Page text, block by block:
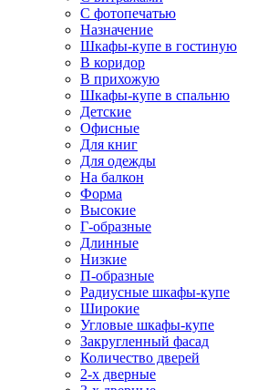
С фотопечатью
Назначение
Шкафы-купе в гостиную
В коридор
В прихожую
Шкафы-купе в спальню
Детские
Офисные
Для книг
Для одежды
На балкон
Форма
Высокие
Г-образные
Длинные
Низкие
П-образные
Радиусные шкафы-купе
Широкие
Угловые шкафы-купе
Закругленный фасад
Количество дверей
2-х дверные